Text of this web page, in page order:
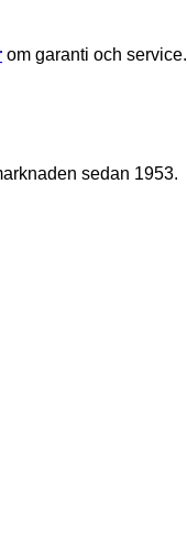
om garanti och service.
sedan 1953.